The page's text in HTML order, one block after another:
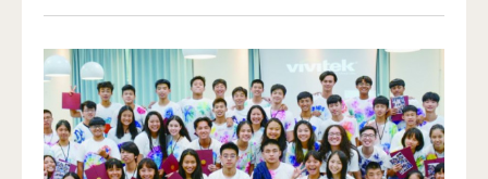
分享，培養學生良好的待人接物、應對進退禮儀，也
學習正確的工作態度和技能。